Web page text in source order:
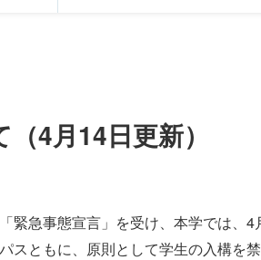
4月14日更新）
緊急事態宣言」を受け、本学では、4
ともに、原則として学生の入構を禁